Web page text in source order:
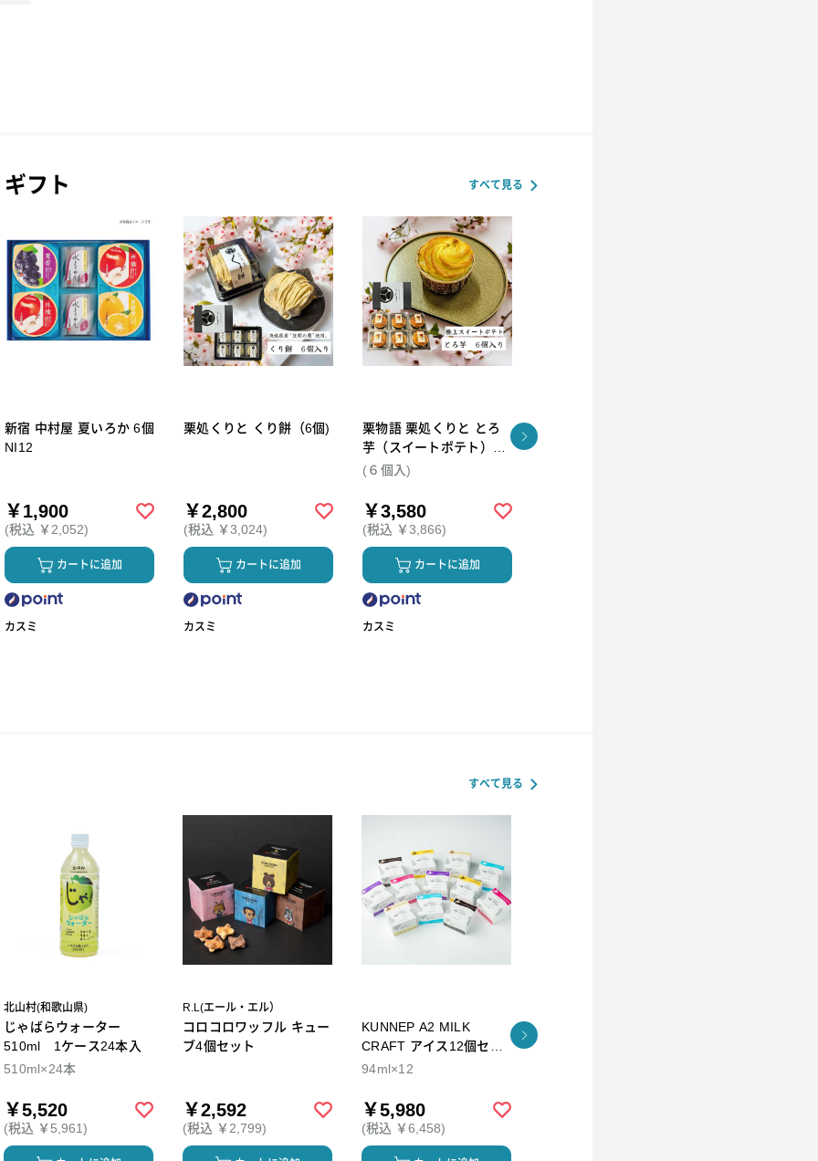
ギフト すべて見る
新宿 中村屋 夏いろか 6個
NI12
￥1,900
(税込 ￥2,052)
カートに追加
カスミ
栗処くりと くり餅（6個)
￥2,800
(税込 ￥3,024)
カートに追加
カスミ
栗物語 栗処くりと とろ
芋（スイートポテト）6
個セット
(６個入)
￥3,580
(税込 ￥3,866)
カートに追加
カスミ
すべて見る
北山村(和歌山県)
じゃばらウォーター
510ml 1ケース24本入
510ml×24本
￥5,520
(税込 ￥5,961)
R.L(エール・エル）
コロコロワッフル キュー
ブ4個セット
￥2,592
(税込 ￥2,799)
KUNNEP A2 MILK
CRAFT アイス12個セッ
ト
94ml×12
￥5,980
(税込 ￥6,458)